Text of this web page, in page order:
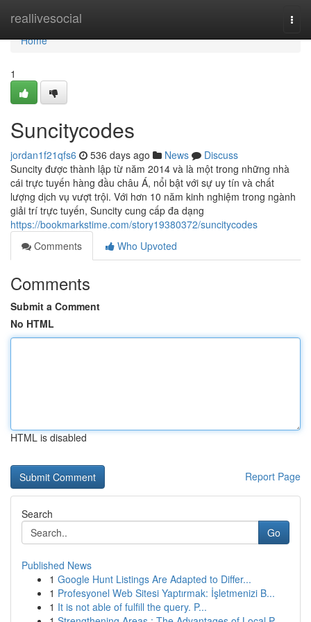
reallivesocial
Home
Home
1
Suncitycodes
jordan1f21qfs6 536 days ago News
Discuss
Suncity được thành lập từ năm 2014 và là một trong những nhà
cái trực tuyến hàng đầu châu Á, nổi bật với sự uy tín và chất
lượng dịch vụ vượt trội. Với hơn 10 năm kinh nghiệm trong ngành
giải trí trực tuyến, Suncity cung cấp đa dạng
https://bookmarkstime.com/story19380372/suncitycodes
Comments
Who Upvoted
Comments
Submit a Comment
No HTML
HTML is disabled
Report Page
Search
Go
Published News
1 Google Hunt Listings Are Adapted to Differ...
1 Profesyonel Web Sitesi Yaptırmak: İşletmenizi B...
1 It is not able of fulfill the query. P...